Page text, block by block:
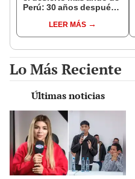
Perú: 30 años después,
creó un sorprendente
ecosistema
LEER MÁS
Lo Más Reciente
Últimas noticias